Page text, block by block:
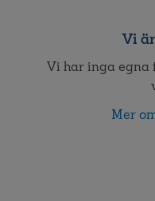
Vi
Vi har inga
Mer